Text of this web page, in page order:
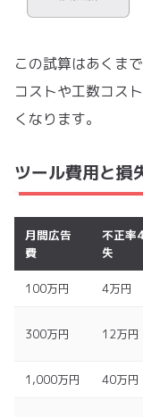
この試算はあくま
コストや工数コス
くなります。
ツール費用と損
月間広告
費
不正率
失
100万円 4万円
300万円 12万円
1,000万円 40万円